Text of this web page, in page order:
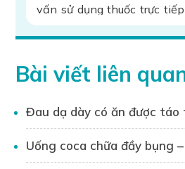
vấn sử dụng thuốc trực
và tư vấn qua các trang
sàng, cùng với sự linh hoạt
Kim Phượng mang đến độc
trước khi tư vấn, đưa ra lời
từng độc giả.
Từng tham gia nhiều khóa
Bài viết liên
Đau dạ dày có ăn được táo
Uống coca chữa đầy bụng